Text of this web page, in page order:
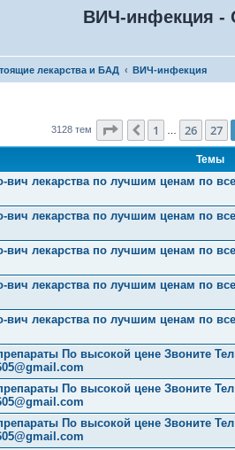
ВИЧ-инфекция -
лекарства и БАД ВИЧ-инфекция
3128 тем Страница 28из 126
Пред.
1 26 27
Темы
лекарства по лучшим ценам по
лекарства по лучшим ценам по
лекарства по лучшим ценам по
лекарства по лучшим ценам по
лекарства по лучшим ценам по
По высокой цене Звоните
По высокой цене Звоните
По высокой цене Звоните